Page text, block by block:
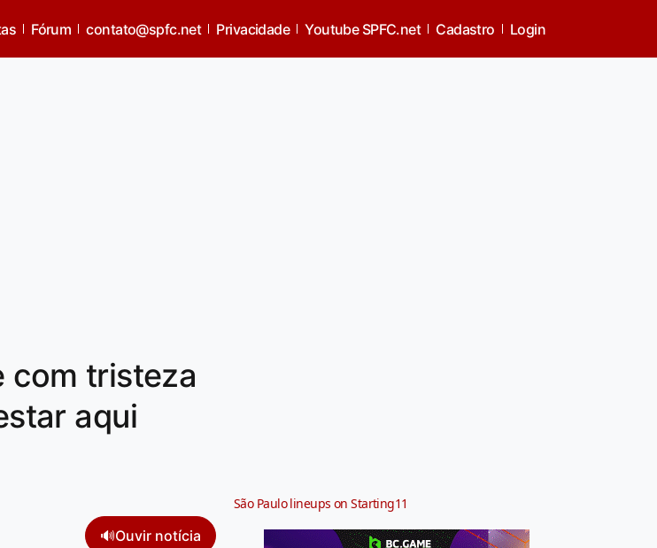
Fórum contato@spfc.net Privacidade Youtube SPFC.net Cadastro Login
com tristeza
aqui
🔊Ouvir notícia
São Paulo lineups on Starting11